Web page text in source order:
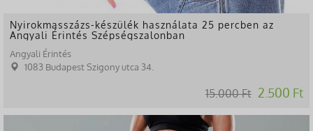
Nyirokmasszázs-készülék használata 25 percben az
Angyali Érintés Szépségszalonban
Angyali Érintés
1083 Budapest Szigony utca 34.
15.000 Ft 2.500 Ft